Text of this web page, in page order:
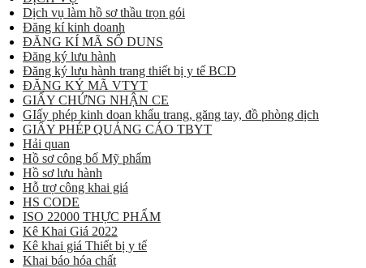
Dịch vụ làm hồ sơ thầu trọn gói
Đăng kí kinh doanh
ĐĂNG KÍ MÃ SỐ DUNS
Đăng ký lưu hành
Đăng ký lưu hành trang thiết bị y tế BCD
ĐĂNG KÝ MÃ VTYT
GIẤY CHỨNG NHẬN CE
GIấy phép kinh doan khẩu trang, găng tay, đồ phòng dịch
GIẤY PHÉP QUẢNG CÁO TBYT
Hải quan
Hồ sơ công bố Mỹ phẩm
Hồ sơ lưu hành
Hỗ trợ công khai giá
HS CODE
ISO 22000 THỰC PHẨM
Kê Khai Giá 2022
Kê khai giá Thiết bị y tế
Khai báo hóa chất